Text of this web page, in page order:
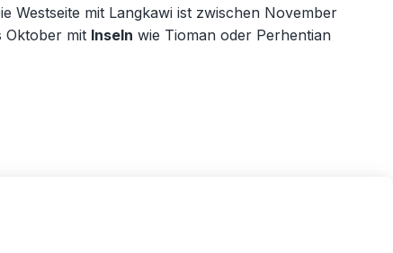
Westseite mit Langkawi ist zwischen November
Oktober mit Inseln wie Tioman oder Perhentian